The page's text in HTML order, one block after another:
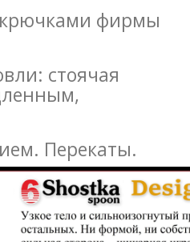
крючками фирмы
стоячая
Перекаты.